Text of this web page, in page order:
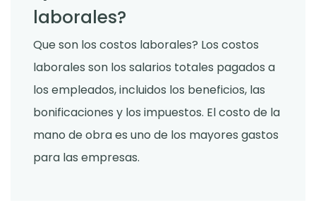
laborales?
Que son los costos laborales? Los costos
laborales son los salarios totales pagados a
los empleados, incluidos los beneficios, las
bonificaciones y los impuestos. El costo de la
mano de obra es uno de los mayores gastos
para las empresas.